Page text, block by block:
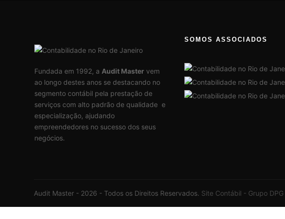
Fundada em 1992, a Audit Master vem
ao longo destes anos se destacando no
segmento contábil pela prestação de
serviços com alto padrão de qualidade e
especialização, ajudando
empreendedores no sucesso dos seus
negócios.
SOMOS ASSOCIADOS
Audit Master - 2026 - Todos os Direitos Reservados. Site Contábil - Grupo DPG